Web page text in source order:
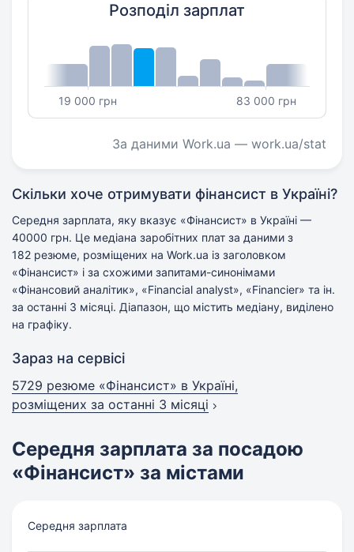
Розподіл зарплат
19 000 грн 83 000 грн
За даними Work.ua — work.ua/stat
Скільки хоче отримувати фінансист в Україні?
Середня зарплата, яку вказує «Фінансист» в Україні —
40000 грн. Це медіана заробітних плат за даними з
182 резюме, розміщених на Work.ua із заголовком
«Фінансист» і за схожими запитами-синонімами
«Фінансовий аналітик», «Financial analyst», «Financier» та ін.
за останні 3 місяці. Діапазон, що містить медіану, виділено
на графіку.
Зараз на сервісі
5729 резюме «Фінансист» в Україні,
розміщених за останні 3 місяці
Середня зарплата за посадою
«Фінансист» за містами
Середня зарплата